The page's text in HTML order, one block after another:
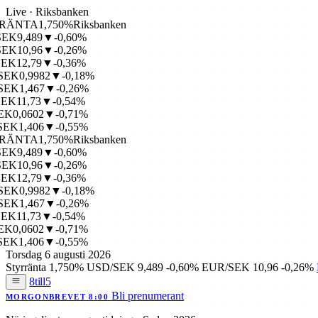
Live · Riksbanken
1,750%Riksbanken
▼-0,60%
▼-0,26%
▼-0,36%
▼-0,18%
▼-0,26%
▼-0,54%
▼-0,71%
▼-0,55%
1,750%Riksbanken
▼-0,60%
▼-0,26%
▼-0,36%
▼-0,18%
▼-0,26%
▼-0,54%
▼-0,71%
▼-0,55%
Torsdag 6 augusti 2026
Styrränta 1,750% USD/SEK 9,489 -0,60% EUR/SEK 10,96 -0,26%
8till5
MORGONBREVET 8:00 Bli prenumerant